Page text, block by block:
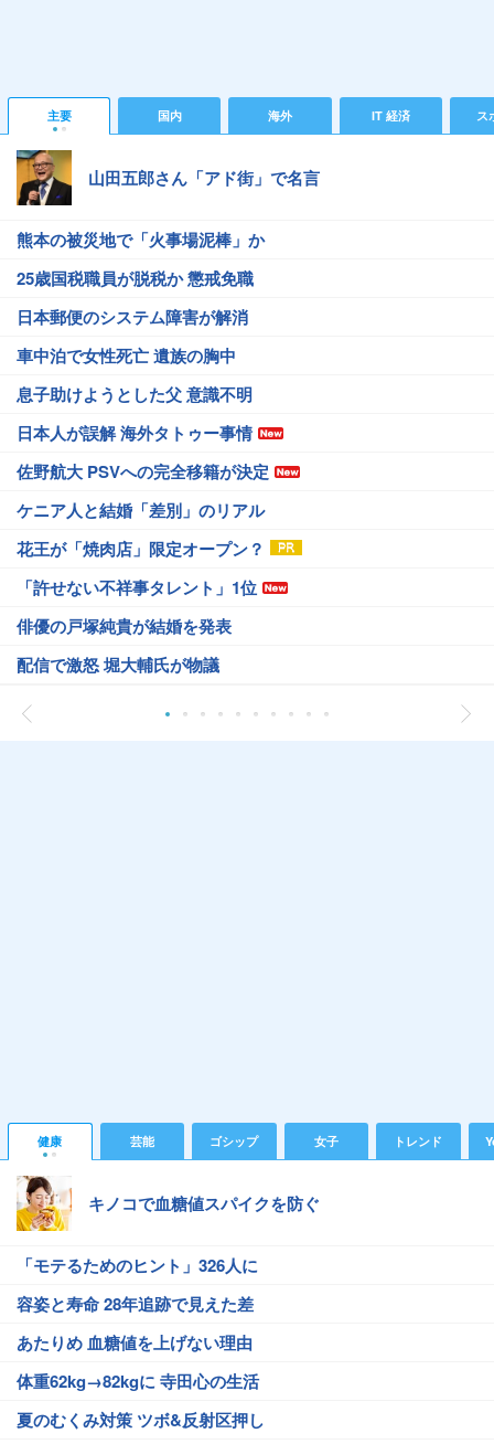
主要 国内 海外 IT 経済 ス
山田五郎さん「アド街」で名言
熊本の被災地で「火事場泥棒」か
25歳国税職員が脱税か 懲戒免職
日本郵便のシステム障害が解消
車中泊で女性死亡 遺族の胸中
息子助けようとした父 意識不明
日本人が誤解 海外タトゥー事情
佐野航大 PSVへの完全移籍が決定
ケニア人と結婚「差別」のリアル
花王が「焼肉店」限定オープン？
「許せない不祥事タレント」1位
俳優の戸塚純貴が結婚を発表
配信で激怒 堀大輔氏が物議
健康 芸能 ゴシップ 女子 トレンド
キノコで血糖値スパイクを防ぐ
「モテるためのヒント」326人に
容姿と寿命 28年追跡で見えた差
あたりめ 血糖値を上げない理由
体重62kg→82kgに 寺田心の生活
夏のむくみ対策 ツボ&反射区押し